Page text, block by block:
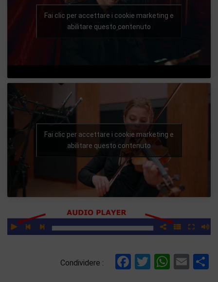
Fai clic per accettare i cookie marketing e
abilitare questo contenuto
Fai clic per accettare i cookie marketing e
abilitare questo contenuto
Condividere : Facebook
Twitter